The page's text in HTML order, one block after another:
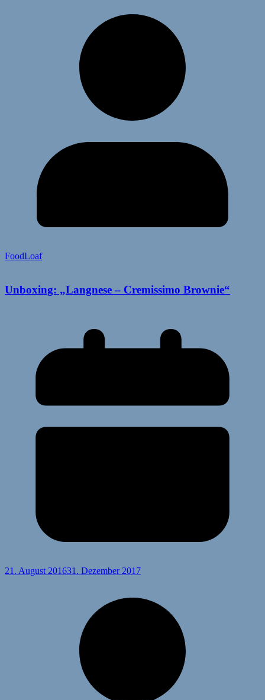
FoodLoaf
Unboxing: „Langnese – Cremissimo Brownie“
21. August 201631. Dezember 2017